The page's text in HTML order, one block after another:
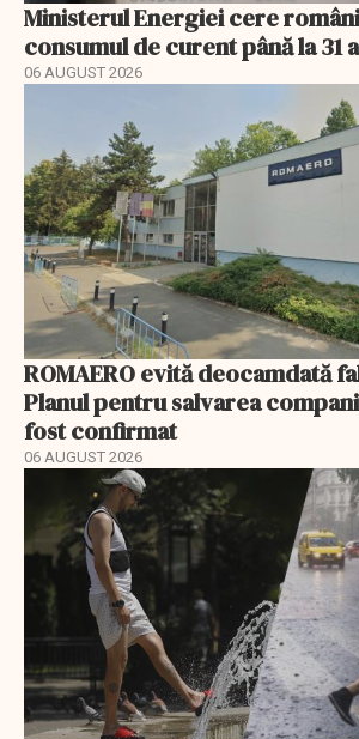
Ministerul Energiei cere
consumul de curent până la 31
06 AUGUST 2026
ROMAERO evită deocamdată
Planul pentru salvarea
fost confirmat
06 AUGUST 2026